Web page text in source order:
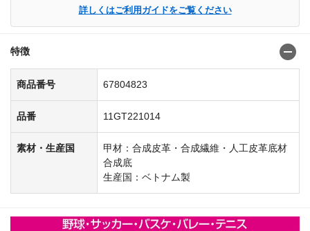
詳しくはご利用ガイドをご覧ください
特徴
商品番号 67804823
品番 11GT221014
素材・生産国
甲材：合成皮革・合成繊維・人工皮革底材
合成底
生産国：ベトナム製